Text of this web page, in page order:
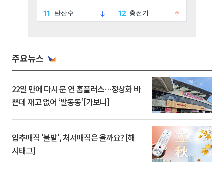
주요뉴스
22일 만에 다시 문 연 홈플러스…정상화 바
쁜데 재고 없어 ‘발동동’[가보니]
입추매직 '불발', 처서매직은 올까요? [해
시태그]